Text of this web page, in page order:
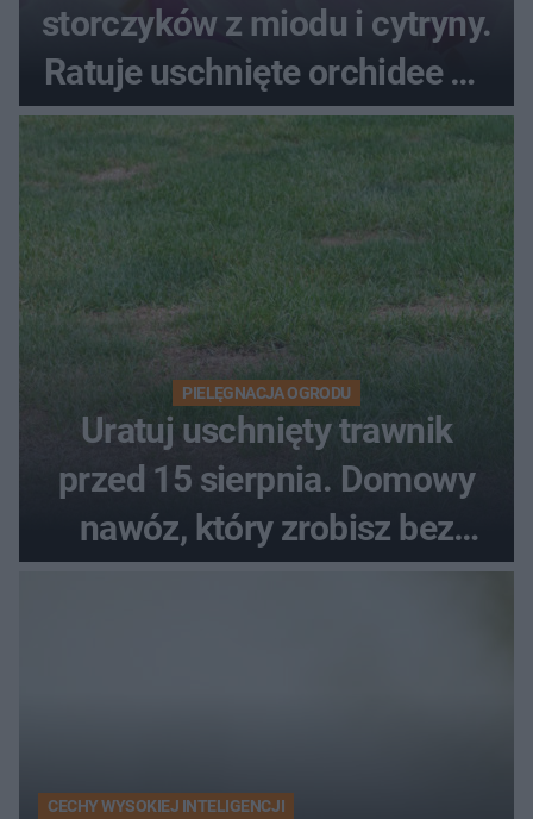
storczyków z miodu i cytryny.
Ratuje uschnięte orchidee po
upałach
PIELĘGNACJA OGRODU
Uratuj uschnięty trawnik
przed 15 sierpnia. Domowy
nawóz, który zrobisz bez
wydawania pieniędzy
CECHY WYSOKIEJ INTELIGENCJI